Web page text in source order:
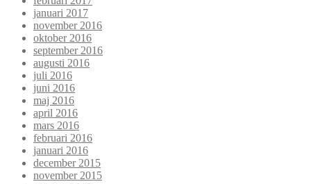
januari 2017
november 2016
oktober 2016
september 2016
augusti 2016
juli 2016
juni 2016
maj 2016
april 2016
mars 2016
februari 2016
januari 2016
december 2015
november 2015